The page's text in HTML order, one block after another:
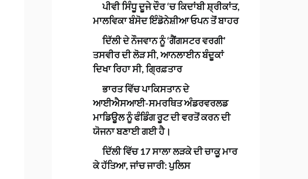
ਪੀਵੀ ਸਿੰਧੂ ਦੂਜੇ ਦੌਰ ‘ਚ ਕਿਦਾਂਬੀ ਸ਼੍ਰੀਕਾਂਤ,
ਮਾਲਵਿਕਾ ਬੰਸੋਦ ਇੰਡੋਨੇਸ਼ੀਆ ਓਪਨ ਤੋਂ ਬਾਹਰ
ਦਿੱਲੀ ਦੇ ਨੌਜਵਾਨ ਨੂੰ ‘ਗੈਂਗਸਟਰ ਵਰਗੀ’
ਤਸਵੀਰ ਦੀ ਲੋੜ ਸੀ, ਆਨਲਾਈਨ ਬੰਦੂਕਾਂ
ਦਿਖਾ ਰਿਹਾ ਸੀ, ਗ੍ਰਿਫ਼ਤਾਰ
ਭਾਰਤ ਵਿੱਚ ਪਾਕਿਸਤਾਨ ਦੇ
ਆਈਐਸਆਈ-ਸਮਰਥਿਤ ਅੰਡਰਵਰਲਡ
ਮਾਡਿਊਲ ਨੂੰ ਫੰਡਿੰਗ ਰੂਟ ਦੀ ਵਰਤੋਂ ਕਰਨ ਦੀ
ਯੋਜਨਾ ਬਣਾਈ ਗਈ ਹੈ।
ਦਿੱਲੀ ਵਿੱਚ 17 ਸਾਲਾ ਲੜਕੇ ਦੀ ਚਾਕੂ ਮਾਰ
ਕੇ ਹੱਤਿਆ, ਜਾਂਚ ਜਾਰੀ: ਪੁਲਿਸ